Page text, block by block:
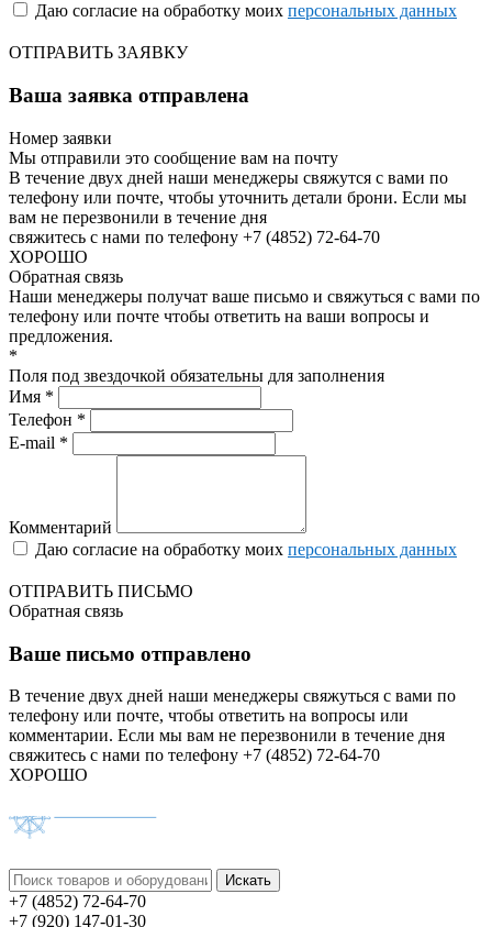
Даю согласие на обработку моих персональных данных
ОТПРАВИТЬ ЗАЯВКУ
Ваша заявка отправлена
Номер заявки
Мы отправили это сообщение вам на почту
В течение двух дней наши менеджеры свяжутся с вами по
телефону или почте, чтобы уточнить детали брони. Если мы
вам не перезвонили в течение дня
свяжитесь с нами по телефону +7 (4852) 72-64-70
ХОРОШО
Обратная связь
Наши менеджеры получат ваше письмо и свяжуться с вами по
телефону или почте чтобы ответить на ваши вопросы и
предложения.
*
Поля под звездочкой обязательны для заполнения
Имя *
Телефон *
E-mail *
Комментарий
Даю согласие на обработку моих персональных данных
ОТПРАВИТЬ ПИСЬМО
Обратная связь
Ваше письмо отправлено
В течение двух дней наши менеджеры свяжуться с вами по
телефону или почте, чтобы ответить на вопросы или
комментарии. Если мы вам не перезвонили в течение дня
свяжитесь с нами по телефону +7 (4852) 72-64-70
ХОРОШО
+7 (4852) 72-64-70
+7 (920) 147-01-30